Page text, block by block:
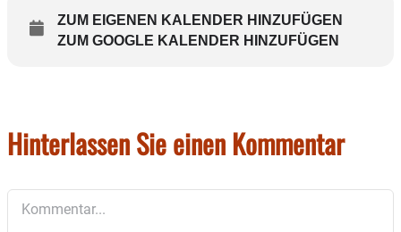
ZUM EIGENEN KALENDER HINZUFÜGEN
ZUM GOOGLE KALENDER HINZUFÜGEN
Hinterlassen Sie einen Kommentar